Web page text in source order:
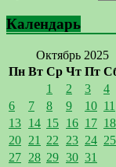
Календарь
Октябрь 2025
Пн Вт Ср Чт Пт
1 2 3 4
6
7 8 9 10 11
13 14 15 16 17 18
20 21 22 23 24 25
27 28 29 30 31